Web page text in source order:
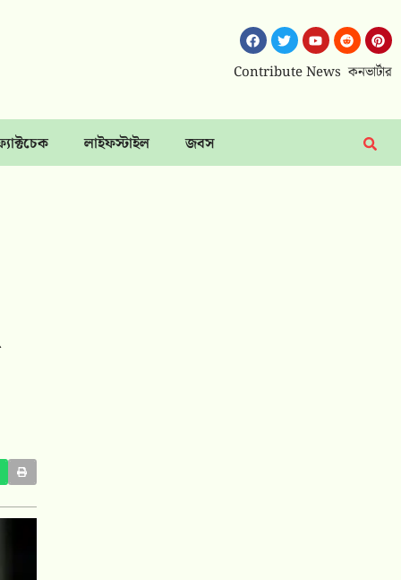
Contribute News কনভার্টার
লাইফস্টাইল জবস